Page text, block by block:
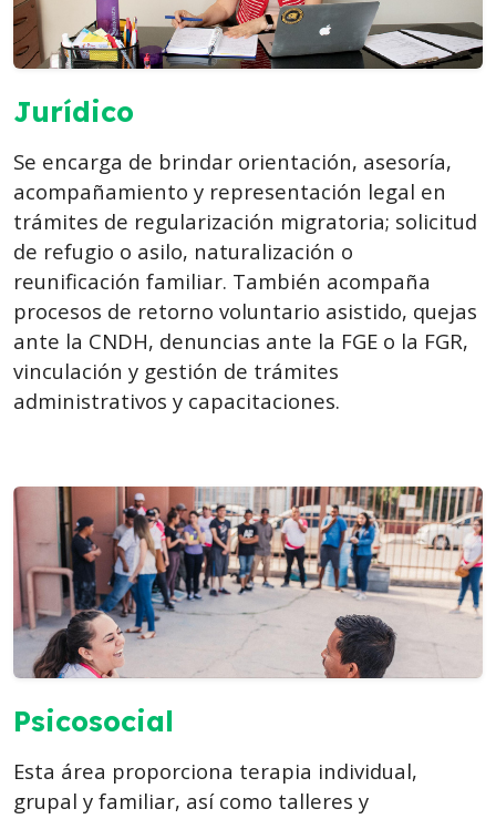
Jurídico
Se encarga de brindar orientación, asesoría,
acompañamiento y representación legal en
trámites de regularización migratoria; solicitud
de refugio o asilo, naturalización o
reunificación familiar. También acompaña
procesos de retorno voluntario asistido, quejas
ante la CNDH, denuncias ante la FGE o la FGR,
vinculación y gestión de trámites
administrativos y capacitaciones.
Psicosocial
Esta área proporciona terapia individual,
grupal y familiar, así como talleres y